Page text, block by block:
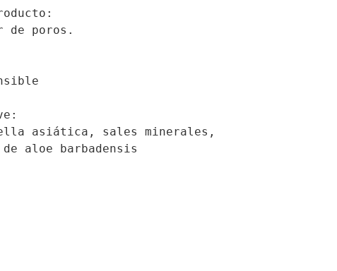
de poros.
asiática, sales minerales,
aloe barbadensis